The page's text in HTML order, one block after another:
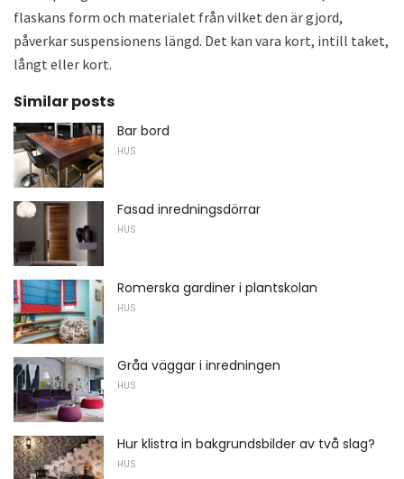
flaskans form och materialet från vilket den är gjord,
påverkar suspensionens längd. Det kan vara kort, intill taket,
långt eller kort.
Similar posts
Bar bord
HUS
Fasad inredningsdörrar
HUS
Romerska gardiner i plantskolan
HUS
Gråa väggar i inredningen
HUS
Hur klistra in bakgrundsbilder av två slag?
HUS